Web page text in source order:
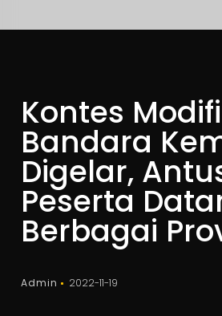
Kontes
Bandara
Digelar,
Peserta
Berbagai
Admin 2022-11-19